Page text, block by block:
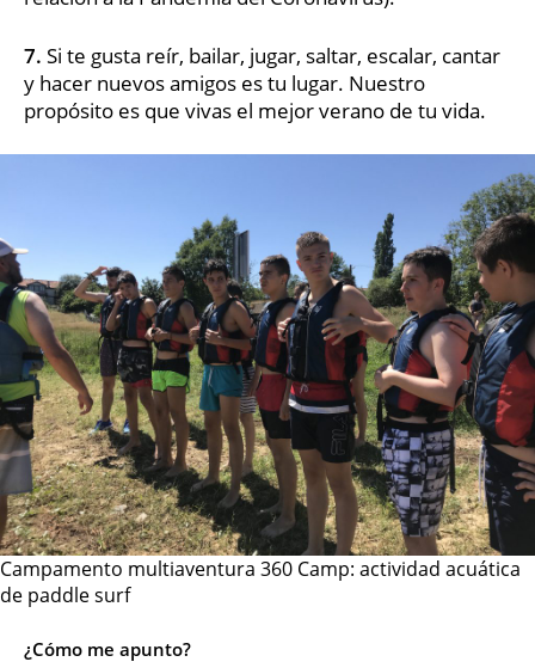
7. Si te gusta reír, bailar, jugar, saltar, escalar, cantar
y hacer nuevos amigos es tu lugar. Nuestro
propósito es que vivas el mejor verano de tu vida.
Campamento multiaventura 360 Camp: actividad acuática
de paddle surf
¿Cómo me apunto?